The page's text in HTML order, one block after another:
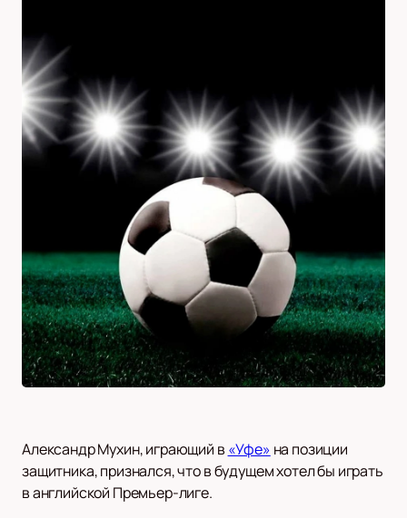
Александр Мухин, играющий в «Уфе» на позиции
защитника, признался, что в будущем хотел бы играть
в английской Премьер-лиге.